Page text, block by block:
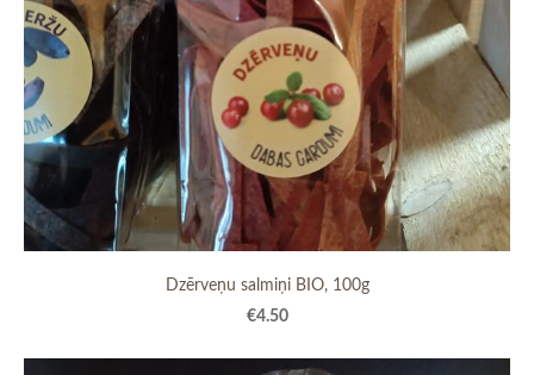
Dzērveņu salmiņi BIO, 100g
€4.50